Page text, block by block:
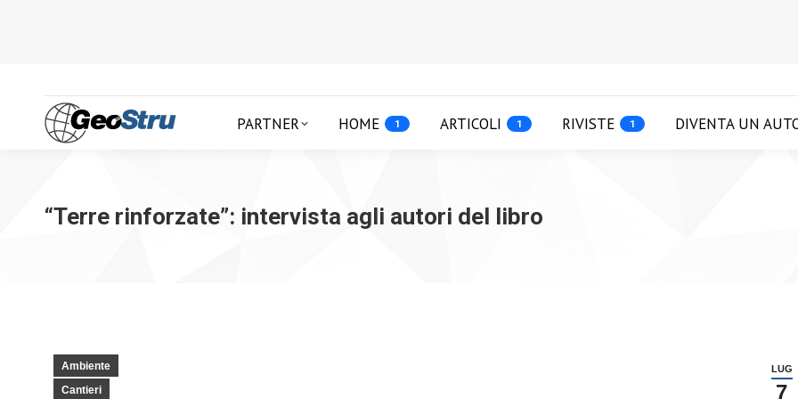
PARTNER HOME 1 ARTICOLI 1 RIVISTE 1 DIVENTA UN
“Terre rinforzate”: intervista agli autori del libro
LUG
7
Ambiente
Cantieri